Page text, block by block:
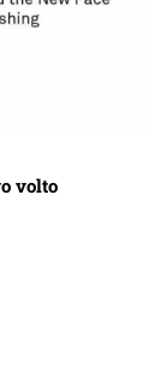
volto